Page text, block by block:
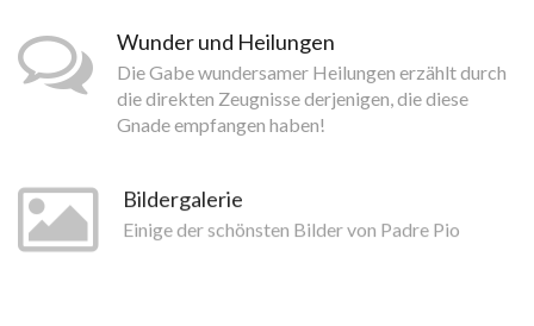
Wunder und Heilungen
Die Gabe wundersamer Heilungen erzählt durch
die direkten Zeugnisse derjenigen, die diese
Gnade empfangen haben!
Bildergalerie
Einige der schönsten Bilder von Padre Pio